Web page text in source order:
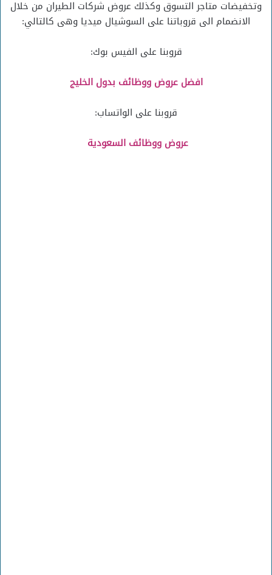
وتخفيضات متاجر التسوق وكذلك عروض شركات الطيران من خلال
الانضمام الى قروباتنا على السوشيال ميديا وهى كالتالي:
قروبنا على الفيس بوك:
افضل عروض ووظائف بدول الخليج
قروبنا على الواتساب:
عروض ووظائف السعودية